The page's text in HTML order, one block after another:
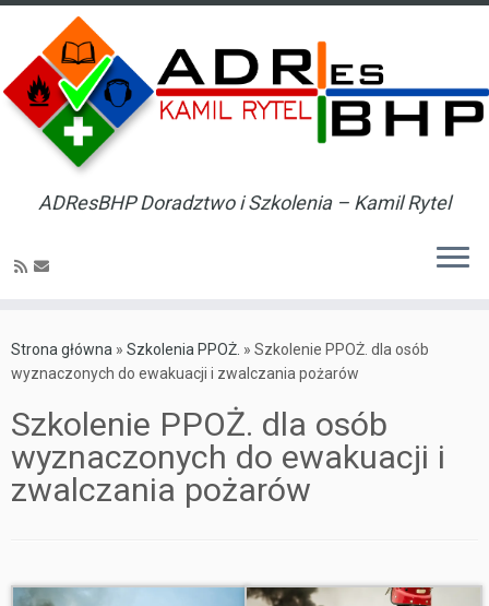
to
content
ADResBHP Doradztwo i Szkolenia – Kamil Rytel
Strona główna » Szkolenia PPOŻ. » Szkolenie PPOŻ. dla osób
wyznaczonych do ewakuacji i zwalczania pożarów
Szkolenie PPOŻ. dla osób
wyznaczonych do ewakuacji i
zwalczania pożarów